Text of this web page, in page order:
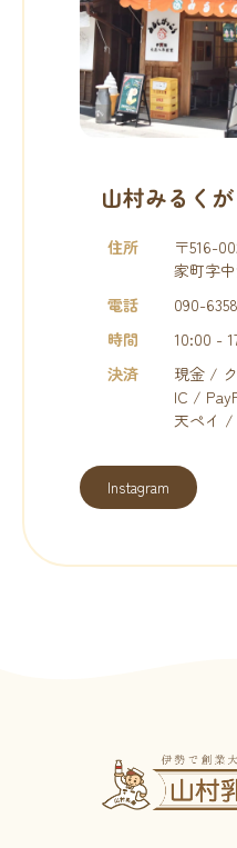
山村みるく
住所
〒516-
家町字
電話
090-
時間
10:00 -
決済
現金 /
IC /
天ペイ /
Instagram